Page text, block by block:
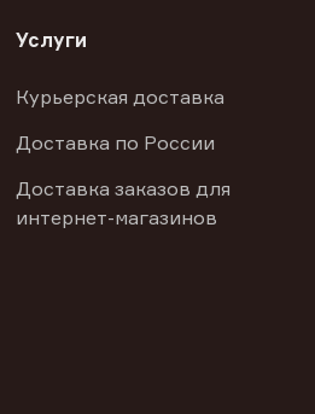
Услуги
Курьерская доставка
Доставка по России
Доставка заказов для
интернет-магазинов